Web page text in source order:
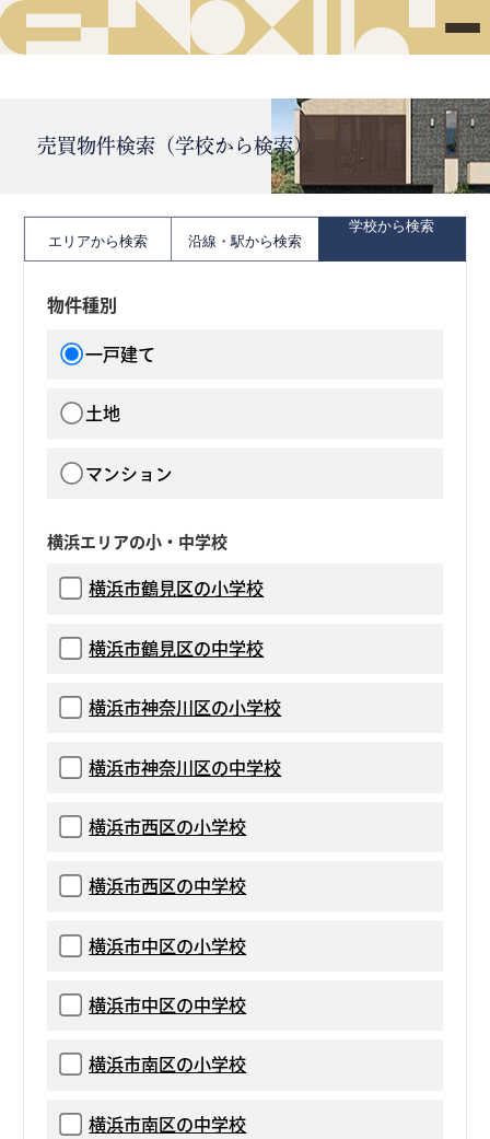
売買物件検索（学校から検索）
エリアから検索 沿線・駅から検索
学校から検索
物件種別
一戸建て
土地
マンション
横浜エリアの小・中学校
横浜市鶴見区の小学校
横浜市鶴見区の中学校
横浜市神奈川区の小学校
横浜市神奈川区の中学校
横浜市西区の小学校
横浜市西区の中学校
横浜市中区の小学校
横浜市中区の中学校
横浜市南区の小学校
横浜市南区の中学校